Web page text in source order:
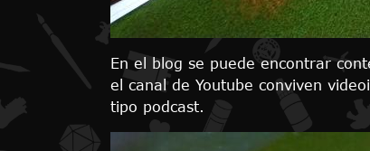
En el blog se puede encontrar
el canal de Youtube conviven
tipo podcast.